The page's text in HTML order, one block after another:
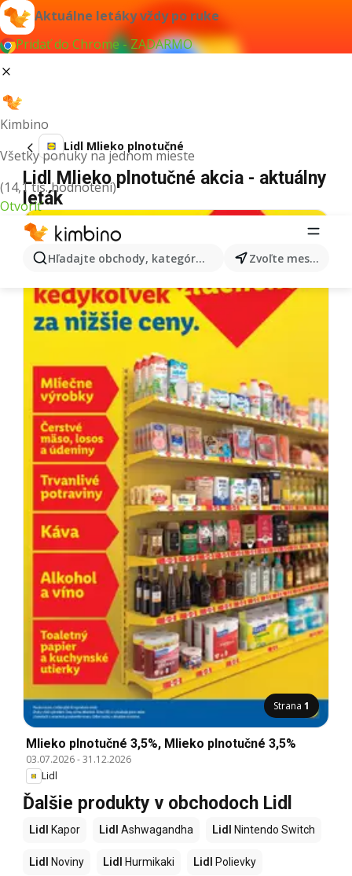
Aktuálne letáky vždy po ruke
Pridať do Chrome - ZADARMO
Kimbino
Všetky ponuky na jednom mieste
(14,1 tis. hodnotení)
Otvoriť
Hľadajte obchody, kategórie, produkty... Zvoľte mesto
Lidl Mlieko plnotučné
Lidl Mlieko plnotučné akcia - aktuálny
leták
Strana 1
Mlieko plnotučné 3,5%, Mlieko plnotučné 3,5%
03.07.2026-31.12.2026
Lidl
Ďalšie produkty v obchodoch Lidl
Lidl Kapor Lidl Ashwagandha Lidl Nintendo Switch
Lidl Noviny Lidl Hurmikaki Lidl Polievky